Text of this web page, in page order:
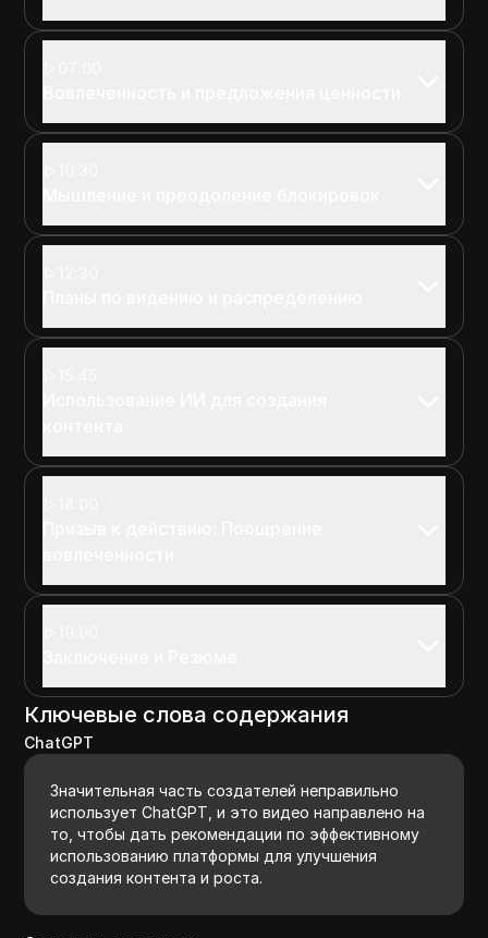
Ключевые слова содержания
ChatGPT
Значительная часть создателей неправильно
использует ChatGPT, и это видео направлено на
то, чтобы дать рекомендации по эффективному
использованию платформы для улучшения
создания контента и роста.